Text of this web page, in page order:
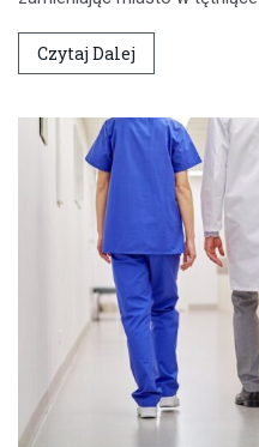
Czytaj Dalej